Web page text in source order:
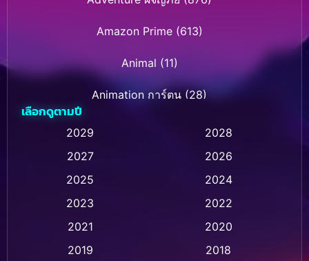
Amazon Prime(613)
Animal (11)
Animation การ์ตูน (28)
Animation การ์ตูน (236)
Animation การ์ตูน (32)
Animation แอนิเมชั่น (1)
Animation แอนิเมชัน (1)
เลือกดูตามปี
2029
2028
2027
2026
2025
2024
2023
2022
2021
2020
2019
2018